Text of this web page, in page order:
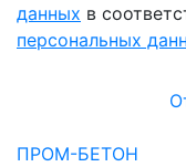
данных в
персональных
ПРОМ-БЕТОН